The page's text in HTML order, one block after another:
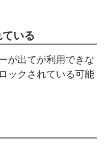
いる
が出てが利用できな
ックされている可能